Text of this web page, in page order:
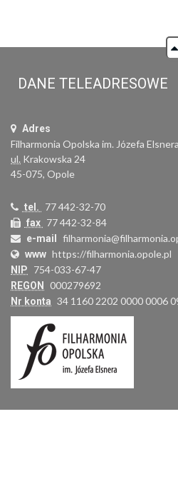
DANE TELEADRESOWE
Adres
Filharmonia Opolska im. Józefa Elsnera
ul. Krakowska 24
45-075, Opole
tel. 77 442-32-70
fax 77 442-32-84
e-mail
www https://filharmonia.opole.pl
NIP 754-033-67-47
REGON 000279692
Nr konta 34 1160 2202 0000 0006